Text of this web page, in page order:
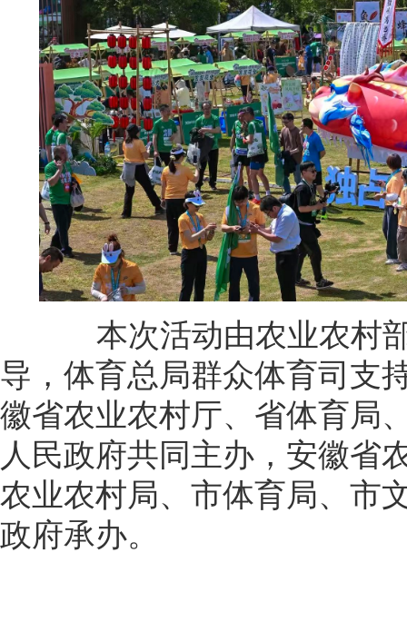
本次活动由农业农村部
导，体育总局群众体育司支
徽省农业农村厅、省体育局
人民政府共同主办，安徽省
农业农村局、市体育局、市
政府承办。